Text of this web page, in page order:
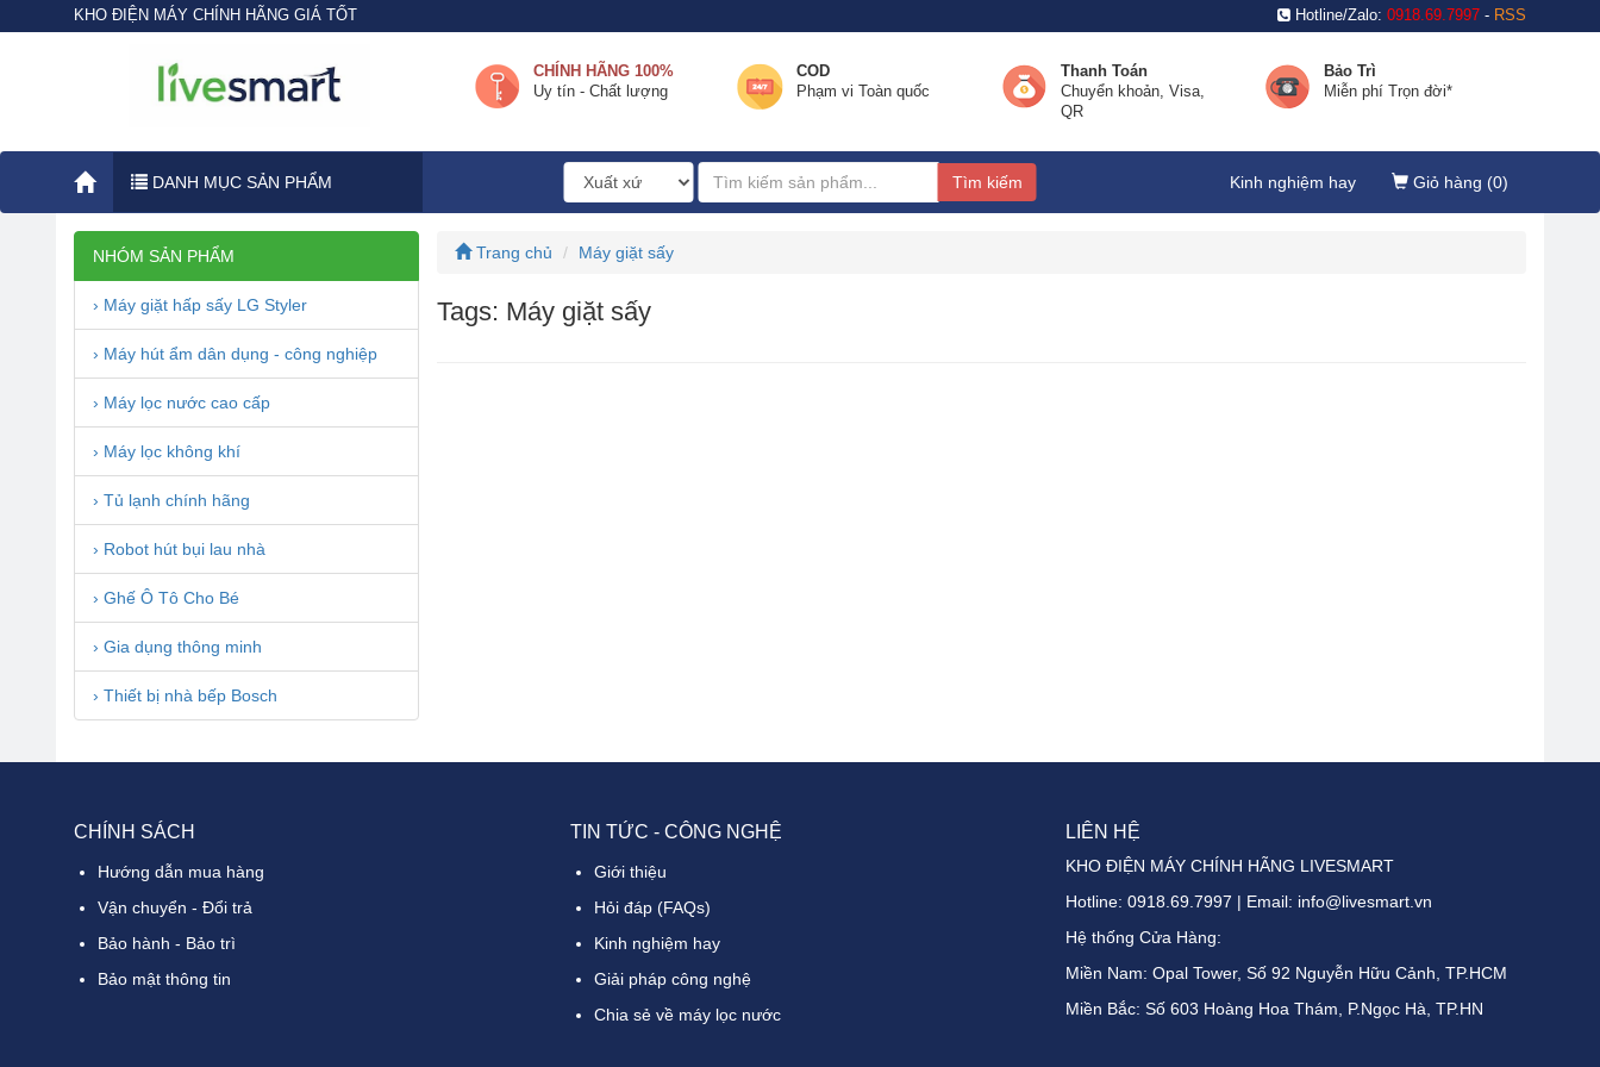
KHO ĐIỆN MÁY CHÍNH HÃNG GIÁ TỐT Hotline/Zalo: 0918.69.7997 - RSS
CHÍNH HÃNG 100%
Uy tín - Chất lượng
COD
Phạm vi Toàn quốc
Thanh Toán
Chuyển khoản, Visa,
QR
Bảo Trì
Miễn phí Trọn đời*
DANH MỤC SẢN PHẨM Tìm kiếm Kinh nghiệm hay Giỏ hàng (0)
NHÓM SẢN PHẨM
› Máy giặt hấp sấy LG Styler
› Máy hút ẩm dân dụng - công nghiệp
› Máy lọc nước cao cấp
› Máy lọc không khí
› Tủ lạnh chính hãng
› Robot hút bụi lau nhà
› Ghế Ô Tô Cho Bé
› Gia dụng thông minh
› Thiết bị nhà bếp Bosch
Trang chủ Máy giặt sấy
Tags: Máy giặt sấy
CHÍNH SÁCH
Hướng dẫn mua hàng
Vận chuyển - Đổi trả
Bảo hành - Bảo trì
Bảo mật thông tin
TIN TỨC - CÔNG NGHỆ
Giới thiệu
Hỏi đáp (FAQs)
Kinh nghiệm hay
Giải pháp công nghệ
Chia sẻ về máy lọc nước
LIÊN HỆ
KHO ĐIỆN MÁY CHÍNH HÃNG LIVESMART
Hotline:0918.69.7997 | Email: info@livesmart.vn
Hệ thống Cửa Hàng:
Miền Nam: Opal Tower, Số 92 Nguyễn Hữu Cảnh, TP.HCM
Miền Bắc: Số 603 Hoàng Hoa Thám, P.Ngọc Hà, TP.HN